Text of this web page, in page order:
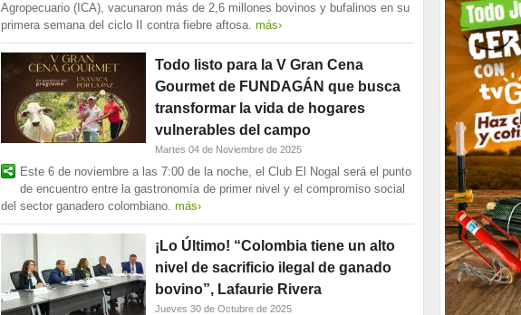
Agropecuario (ICA), vacunaron más de 2,6 millones bovinos y bufalinos en su
primera semana del ciclo II contra fiebre aftosa. más›
Todo listo para la V Gran Cena
Gourmet de FUNDAGÁN que busca
transformar la vida de hogares
vulnerables del campo
Martes 04 de Noviembre de 2025
Este 6 de noviembre a las 7:00 de la noche, el Club El Nogal será el punto
de encuentro entre la gastronomía de primer nivel y el compromiso social
del sector ganadero colombiano. más›
¡Lo Último! “Colombia tiene un alto
nivel de sacrificio ilegal de ganado
bovino”, Lafaurie Rivera
Jueves 30 de Octubre de 2025